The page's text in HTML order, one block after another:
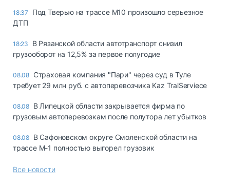
18:37
Под Тверью на трассе М10 произошло серьезное
ДТП
18:23
В Рязанской области автотранспорт снизил
грузооборот на 12,5% за первое полугодие
08.08 Страховая компания "Пари" через суд в Туле
требует 29 млн руб. с автоперевозчика Kaz TralServiece
08.08 В Липецкой области закрывается фирма по
грузовым автоперевозкам после полутора лет убытков
08.08 В Сафоновском округе Смоленской области на
трассе М-1 полностью выгорел грузовик
Все новости